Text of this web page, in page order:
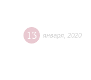
13 января 2020